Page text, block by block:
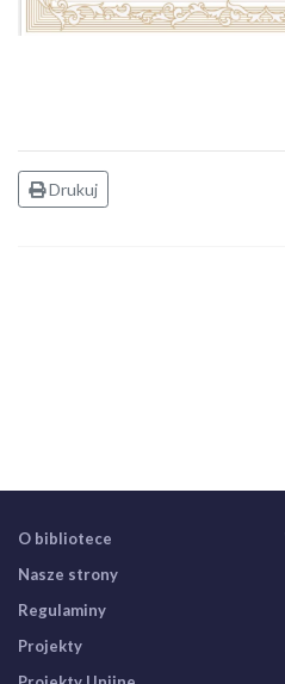
Drukuj
O bibliotece
Nasze strony
Regulaminy
Projekty